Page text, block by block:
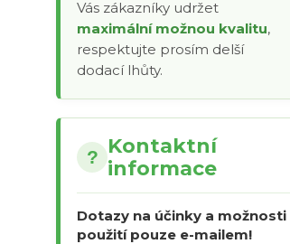
Vás zákazníky udržet
maximální možnou kvalitu,
respektujte prosím delší
dodací lhůty.
? Kontaktní
informace
Dotazy na účinky a možnosti
použití pouze e-mailem!